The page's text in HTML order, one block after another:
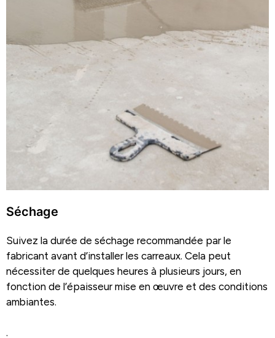
Séchage
Suivez la durée de séchage recommandée par le
fabricant avant d’installer les carreaux. Cela peut
nécessiter de quelques heures à plusieurs jours, en
fonction de l’épaisseur mise en œuvre et des conditions
ambiantes.
.